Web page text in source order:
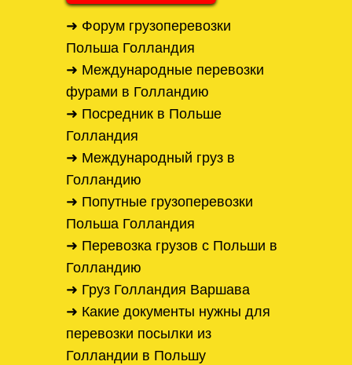
➜ Форум грузоперевозки
Польша Голландия
➜ Международные перевозки
фурами в Голландию
➜ Посредник в Польше
Голландия
➜ Международный груз в
Голландию
➜ Попутные грузоперевозки
Польша Голландия
➜ Перевозка грузов с Польши в
Голландию
➜ Груз Голландия Варшава
➜ Какие документы нужны для
перевозки посылки из
Голландии в Польшу